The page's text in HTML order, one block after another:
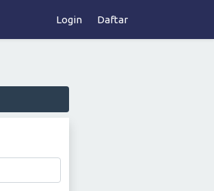
Login Daftar